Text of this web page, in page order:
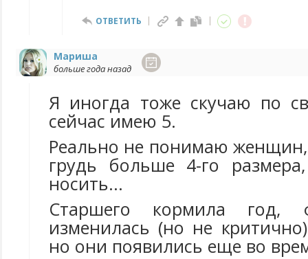
ОТВЕТИТЬ
Мариша
больше года назад
Я иногда тоже скучаю по
сейчас имею 5.
Реально не понимаю
грудь больше 4-го
носить...
Старшего кормила год,
изменилась (но не
но они появились еще во